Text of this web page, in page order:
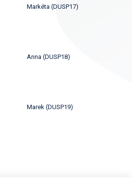
Markéta (DUSP17)
Anna (DUSP18)
Marek (DUSP19)